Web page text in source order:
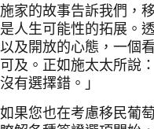
施家的故事告訴我們，
是人生可能性的拓展。
以及開放的心態，一個
可及。正如施太太所說
沒有選擇錯。」
如果您也在考慮移民葡